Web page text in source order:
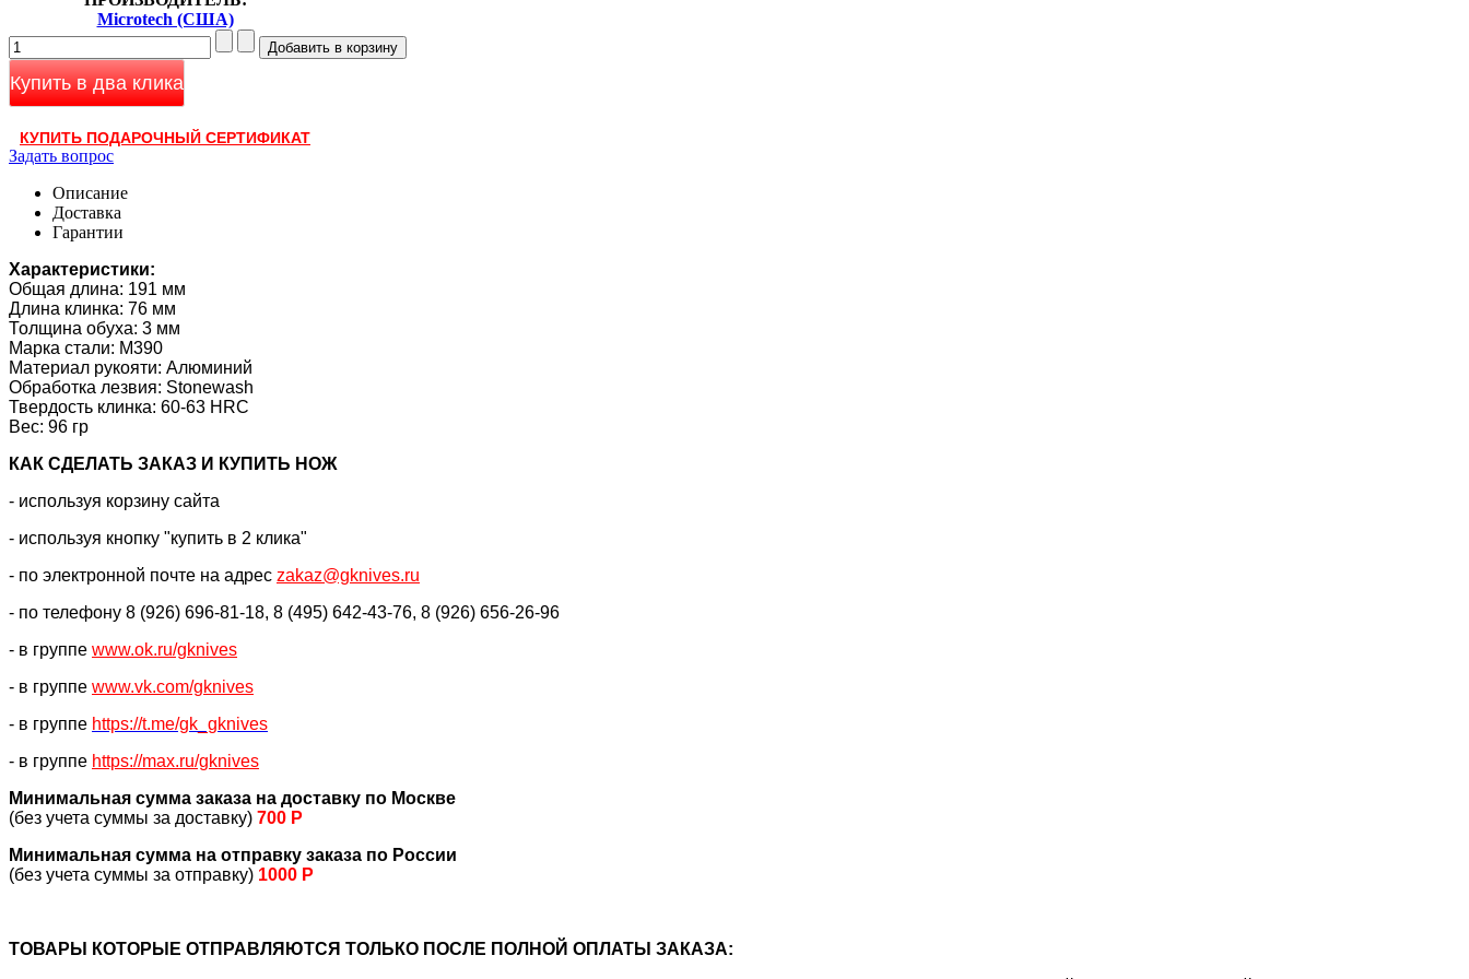
Microtech (США)
Купить в два клика
КУПИТЬ ПОДАРОЧНЫЙ СЕРТИФИКАТ
Задать вопрос
Описание
Доставка
Гарантии
Характеристики:
Общая длина: 191 мм
Длина клинка: 76 мм
Толщина обуха: 3 мм
Марка стали: M390
Материал рукояти: Алюминий
Обработка лезвия: Stonewash
Твердость клинка: 60-63 HRC
Вес: 96 гр
КАК CДЕЛАТЬ ЗАКАЗ И КУПИТЬ НОЖ
- используя корзину сайта
- используя кнопку "купить в 2 клика"
- по электронной почте на адрес zakaz@gknives.ru
- по телефону 8 (926) 696-81-18, 8 (495) 642-43-76, 8 (926) 656-26-96
- в группе www.ok.ru/gknives
- в группе www.vk.com/gknives
- в группе https://t.me/gk_gknives
- в группе https://max.ru/gknives
Минимальная сумма заказа на доставку по Москве
(без учета суммы за доставку) 700 Р
Минимальная сумма на отправку заказа по России
(без учета суммы за отправку) 1000 Р
ТОВАРЫ КОТОРЫЕ ОТПРАВЛЯЮТСЯ ТОЛЬКО ПОСЛЕ ПОЛНОЙ ОПЛАТЫ ЗАКАЗА: